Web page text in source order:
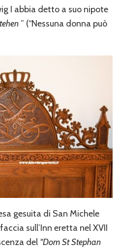
I abbia detto a suo nipote
” (“Nessuna donna può
gesuita di San Michele
sull’Inn eretta nel XVII
del “Dom St Stephan